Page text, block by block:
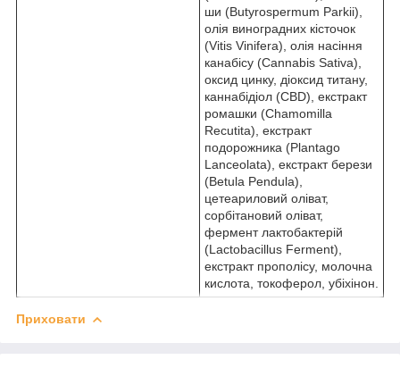
ши (Butyrospermum Parkii),
олія виноградних кісточок
(Vitis Vinifera), олія насіння
канабісу (Cannabis Sativa),
оксид цинку, діоксид титану,
каннабідіол (CBD), екстракт
ромашки (Chamomilla
Recutita), екстракт
подорожника (Plantago
Lanceolata), екстракт берези
(Betula Pendula),
цетеариловий оліват,
сорбітановий оліват,
фермент лактобактерій
(Lactobacillus Ferment),
екстракт прополісу, молочна
кислота, токоферол, убіхінон.
Приховати